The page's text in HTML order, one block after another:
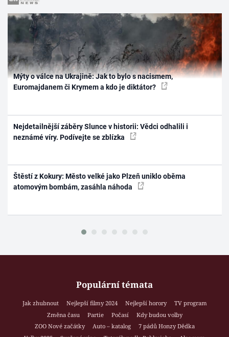
Mýty o válce na Ukrajině: Jak to bylo s nacismem,
Euromajdanem či Krymem a kdo je diktátor?
Nejdetailnější záběry Slunce v historii: Vědci odhalili i
neznámé víry. Podívejte se zblízka
Štěstí z Kokury: Město velké jako Plzeň uniklo oběma
atomovým bombám, zasáhla náhoda
Populární témata
Jak zhubnout Nejlepší filmy 2024 Nejlepší horory
TV program
Změna času
Partie Počasí
Kdy budou volby
ZOO Nové začátky
Auto – katalog
7 pádů Honzy Dědka